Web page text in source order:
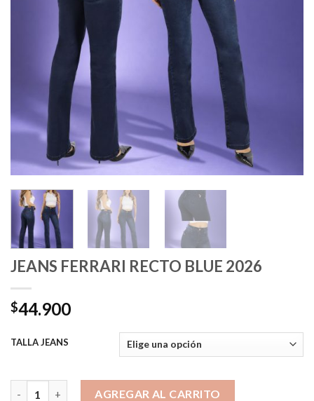
JEANS FERRARI RECTO BLUE 2026
$44.900
TALLA JEANS
AGREGAR AL CARRITO